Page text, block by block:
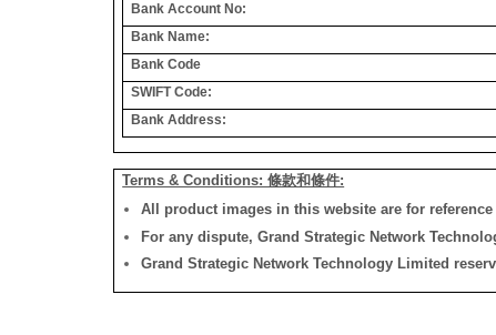
Bank Account No:
Bank Name:
Bank Code
SWIFT Code:
Bank Address:
Terms & Conditions: 條款和條件:
All product images in this website are for reference
For any dispute, Grand Strategic Network
Grand Strategic Network Technology Limited